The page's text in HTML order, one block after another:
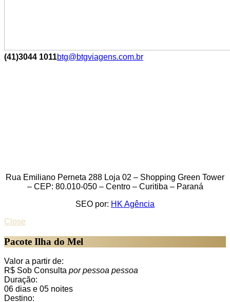
(41)3044 1011btg@btgviagens.com.br
Rua Emiliano Perneta 288 Loja 02 – Shopping Green Tower
– CEP: 80.010-050 – Centro – Curitiba – Paraná
SEO por: HK Agência
Close
Pacote Ilha do Mel
Valor a partir de:
R$ Sob Consulta por pessoa pessoa
Duração:
06 dias e 05 noites
Destino: